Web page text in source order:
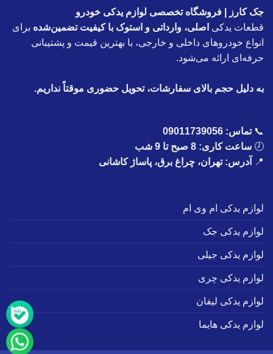
جک کارز | فروشگاه تخصصی لوازم یدکی خودرو
قطعات یدکی اصلی، وارداتی و استوک با کیفیت تضمین‌شده برای
انواع خودروهای داخلی و خارجی، با بهترین قیمت و پشتیبانی
حرفه‌ای ارائه می‌شود.
به دلیل حجم بالای سفارشات، تحویل حضوری موقتاً نداریم.
📞تماس: 09011739056
🕗 ساعت کاری: 8 صبح تا 9 شب
📍
آدرس: تهران، چراغ برق، پاساژ کاشانی
لوازم یدکی ام وی ام
لوازم یدکی جک
لوازم یدکی جیلی
لوازم یدکی چری
لوازم یدکی لیفان
لوازم یدکی هایما